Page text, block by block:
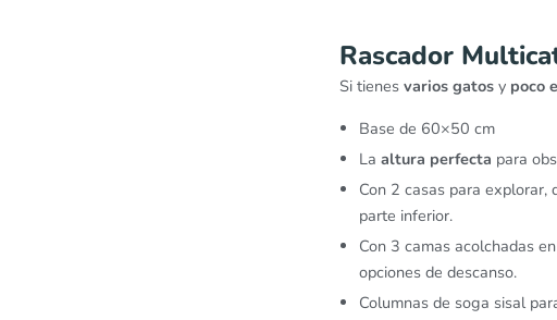
Rascador
Si tienes varios gatos y poco
Base de 60×50 cm
La altura perfecta para
Con 2 casas para explorar,
parte inferior.
Con 3 camas acolchadas
opciones de descanso.
Columnas de soga sisal